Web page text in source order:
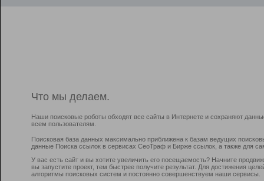
Что мы делаем.
Наши поисковые роботы обходят все сайты в Интернете и сохраняют
всем пользователям.
Поисковая база данных максимально приближена к базам ведущих
данные Поиска ссылок в сервисах СеоТраф и Бирже ссылок, а также для
У вас есть сайт и вы хотите увеличить его посещаемость? Начните
вы запустите проект, тем быстрее получите результат. Для достижения
алгоритмы поисковых систем и постоянно совершенствуем наши сервисы.